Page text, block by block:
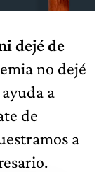
dejé de
no dejé
a
de
a